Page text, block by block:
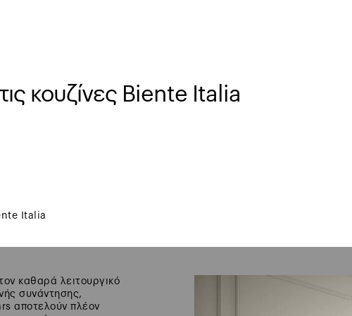
κουζίνες Biente Italia
Italia
καθαρά λειτουργικό
συνάντησης,
αποτελούν πλέον